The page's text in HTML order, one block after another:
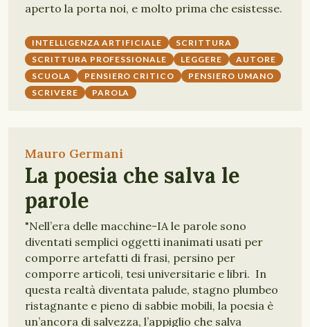
aperto la porta noi, e molto prima che esistesse.
INTELLIGENZA ARTIFICIALE
SCRITTURA
SCRITTURA PROFESSIONALE
LEGGERE
AUTORE
SCUOLA
PENSIERO CRITICO
PENSIERO UMANO
SCRIVERE
PAROLA
Mauro Germani
La poesia che salva le
parole
"Nell’era delle macchine-IA le parole sono
diventati semplici oggetti inanimati usati per
comporre artefatti di frasi, persino per
comporre articoli, tesi universitarie e libri. In
questa realtà diventata palude, stagno plumbeo
ristagnante e pieno di sabbie mobili, la poesia è
un’ancora di salvezza, l’appiglio che salva